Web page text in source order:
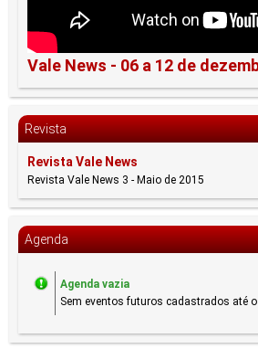
Vale News - 06 a 12 de
Revista
Revista Vale News
Revista Vale News 3 - Maio de 2015
Agenda
Agenda vazia
Sem eventos futuros cadastrados até